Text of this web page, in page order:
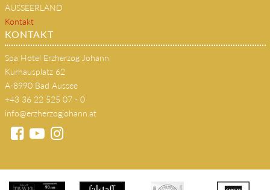
AUSSEERLAND
Kontakt
KONTAKT
Spa Hotel Erzherzog Johann
Kurhausplatz 62
A-8990 Bad Aussee
+43 36 22 525 07 - 0
info@erzherzogjohann.at